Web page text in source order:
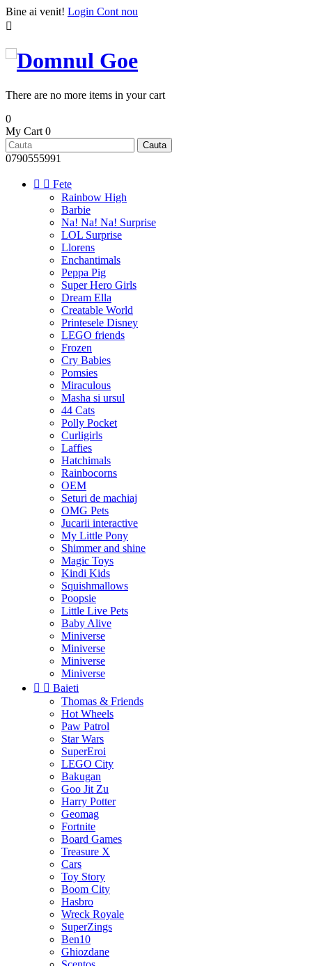
Bine ai venit! Login Cont nou

There are no more items in your cart
0
My Cart 0
Cauta
0790555991
  Fete
Rainbow High
Barbie
Na! Na! Na! Surprise
LOL Surprise
Llorens
Enchantimals
Peppa Pig
Super Hero Girls
Dream Ella
Creatable World
Printesele Disney
LEGO friends
Frozen
Cry Babies
Pomsies
Miraculous
Masha si ursul
44 Cats
Polly Pocket
Curligirls
Laffies
Hatchimals
Rainbocorns
OEM
Seturi de machiaj
OMG Pets
Jucarii interactive
My Little Pony
Shimmer and shine
Magic Toys
Kindi Kids
Squishmallows
Poopsie
Little Live Pets
Baby Alive
Miniverse
Miniverse
Miniverse
Miniverse
  Baieti
Thomas & Friends
Hot Wheels
Paw Patrol
Star Wars
SuperEroi
LEGO City
Bakugan
Goo Jit Zu
Harry Potter
Geomag
Fortnite
Board Games
Treasure X
Cars
Toy Story
Boom City
Hasbro
Wreck Royale
SuperZings
Ben10
Ghiozdane